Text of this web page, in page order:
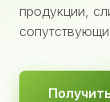
продукции,